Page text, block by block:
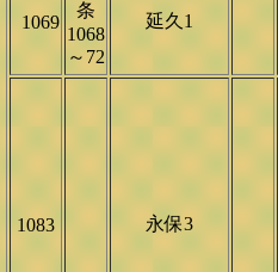
1069
条
1068
～72
延久1
1083 永保3